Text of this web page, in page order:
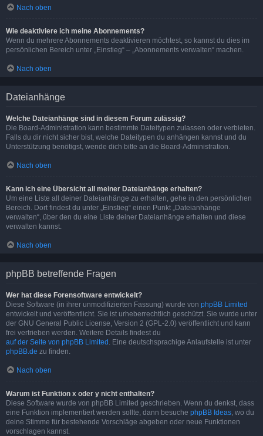
Nach oben
Wie deaktiviere ich meine Abonnements?
Wenn du mehrere Abonnements deaktivieren möchtest, so kannst du dies im
persönlichen Bereich unter „Einstieg“ – „Abonnements verwalten“ machen.
Nach oben
Dateianhänge
Welche Dateianhänge sind in diesem Forum zulässig?
Die Board-Administration kann bestimmte Dateitypen zulassen oder verbieten.
Falls du dir nicht sicher bist, welche Dateitypen du anhängen kannst und du
Unterstützung benötigst, wende dich bitte an die Board-Administration.
Nach oben
Kann ich eine Übersicht all meiner Dateianhänge erhalten?
Um eine Liste all deiner Dateianhänge zu erhalten, gehe in den persönlichen
Bereich. Dort findest du unter „Einstieg“ einen Punkt „Dateianhänge
verwalten“, über den du eine Liste deiner Dateianhänge erhalten und diese
verwalten kannst.
Nach oben
phpBB betreffende Fragen
Wer hat diese Forensoftware entwickelt?
Diese Software (in ihrer unmodifizierten Fassung) wurde von phpBB Limited
entwickelt und veröffentlicht. Sie ist urheberrechtlich geschützt. Sie wurde unter
der GNU General Public License, Version 2 (GPL-2.0) veröffentlicht und kann
frei vertrieben werden. Weitere Details findest du
auf der Seite von phpBB Limited . Eine deutschsprachige Anlaufstelle ist unter
phpBB.de zu finden.
Nach oben
Warum ist Funktion x oder y nicht enthalten?
Diese Software wurde von phpBB Limited geschrieben. Wenn du denkst, dass
eine Funktion implementiert werden sollte, dann besuche phpBB Ideas, wo du
deine Stimme für bestehende Vorschläge abgeben oder neue Funktionen
vorschlagen kannst.